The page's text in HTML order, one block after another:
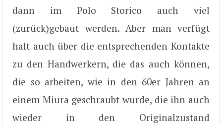
dann im Polo Storico auch viel
(zurück)gebaut werden. Aber man verfügt
halt auch über die entsprechenden Kontakte
zu den Handwerkern, die das auch können,
die so arbeiten, wie in den 60er Jahren an
einem Miura geschraubt wurde, die ihn auch
wieder in den Originalzustand